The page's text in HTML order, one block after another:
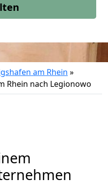
am Rhein »
Rhein nach Legionowo